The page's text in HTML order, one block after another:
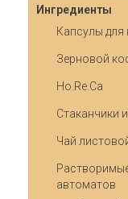
Ингредиенты
Капсулы
Зерновой
Ho.Re.Ca
Стаканчики
Чай
автоматов